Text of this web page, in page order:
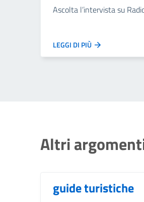
Ascolta l’intervista su
LEGGI DI PIÙ
Altri
guide turistiche